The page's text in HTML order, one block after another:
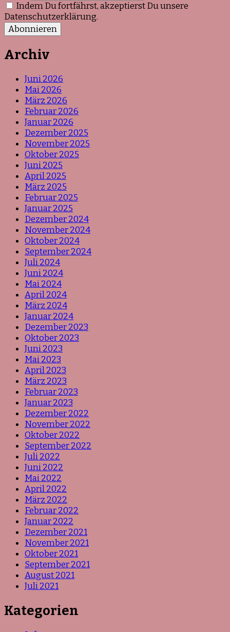
Indem Du fortfährst, akzeptierst Du unsere
Datenschutzerklärung.
Archiv
Juni 2026
Mai 2026
März 2026
Februar 2026
Januar 2026
Dezember 2025
November 2025
Oktober 2025
Juni 2025
April 2025
März 2025
Februar 2025
Januar 2025
Dezember 2024
November 2024
Oktober 2024
September 2024
Juli 2024
Juni 2024
Mai 2024
April 2024
März 2024
Januar 2024
Dezember 2023
Oktober 2023
Juni 2023
Mai 2023
April 2023
März 2023
Februar 2023
Januar 2023
Dezember 2022
November 2022
Oktober 2022
September 2022
Juli 2022
Juni 2022
Mai 2022
April 2022
März 2022
Februar 2022
Januar 2022
Dezember 2021
November 2021
Oktober 2021
September 2021
August 2021
Juli 2021
Kategorien